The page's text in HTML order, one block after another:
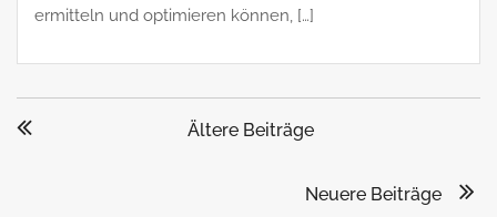
ermitteln und optimieren können, […]
Beitragsnavigation
Ältere Beiträge
Neuere Beiträge